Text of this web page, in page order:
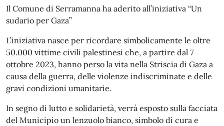
Il Comune di Serramanna ha aderito all’iniziativa “Un
sudario per Gaza”
L’iniziativa nasce per ricordare simbolicamente le oltre
50.000 vittime civili palestinesi che, a partire dal 7
ottobre 2023, hanno perso la vita nella Striscia di Gaza a
causa della guerra, delle violenze indiscriminate e delle
gravi condizioni umanitarie.
In segno di lutto e solidarietà, verrà esposto sulla facciata
del Municipio un lenzuolo bianco, simbolo di cura e